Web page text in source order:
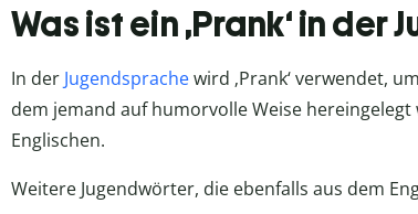
Was ist ein ‚Prank‘ in der
In der Jugendsprachewird ‚Prank‘ verwendet,
dem jemand auf humorvolle Weise hereingelegt
Englischen.
Weitere Jugendwörter, die ebenfalls aus dem